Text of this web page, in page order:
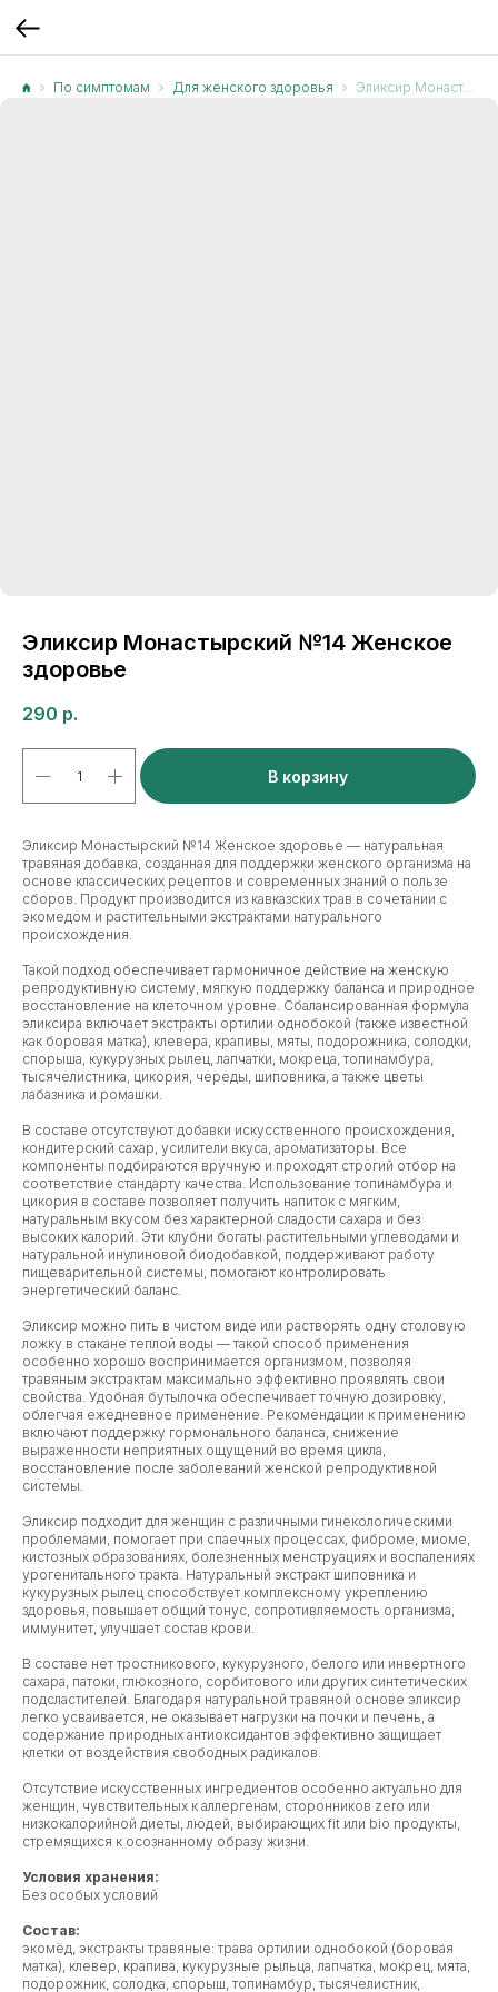
По симптомам Для женского здоровья Эликсир Монастырский №14 Женское здоровье
Эликсир Монастырский №14 Женское
здоровье
290 р.
В корзину
Эликсир Монастырский №14 Женское здоровье — натуральная
травяная добавка, созданная для поддержки женского организма на
основе классических рецептов и современных знаний о пользе
сборов. Продукт производится из кавказских трав в сочетании с
экомедом и растительными экстрактами натурального
происхождения.
Такой подход обеспечивает гармоничное действие на женскую
репродуктивную систему, мягкую поддержку баланса и природное
восстановление на клеточном уровне. Сбалансированная формула
эликсира включает экстракты ортилии однобокой (также известной
как боровая матка), клевера, крапивы, мяты, подорожника, солодки,
спорыша, кукурузных рылец, лапчатки, мокреца, топинамбура,
тысячелистника, цикория, череды, шиповника, а также цветы
лабазника и ромашки.
В составе отсутствуют добавки искусственного происхождения,
кондитерский сахар, усилители вкуса, ароматизаторы. Все
компоненты подбираются вручную и проходят строгий отбор на
соответствие стандарту качества. Использование топинамбура и
цикория в составе позволяет получить напиток с мягким,
натуральным вкусом без характерной сладости сахара и без
высоких калорий. Эти клубни богаты растительными углеводами и
натуральной инулиновой биодобавкой, поддерживают работу
пищеварительной системы, помогают контролировать
энергетический баланс.
Эликсир можно пить в чистом виде или растворять одну столовую
ложку в стакане теплой воды — такой способ применения
особенно хорошо воспринимается организмом, позволяя
травяным экстрактам максимально эффективно проявлять свои
свойства. Удобная бутылочка обеспечивает точную дозировку,
облегчая ежедневное применение. Рекомендации к применению
включают поддержку гормонального баланса, снижение
выраженности неприятных ощущений во время цикла,
восстановление после заболеваний женской репродуктивной
системы.
Эликсир подходит для женщин с различными гинекологическими
проблемами, помогает при спаечных процессах, фиброме, миоме,
кистозных образованиях, болезненных менструациях и воспалениях
урогенитального тракта. Натуральный экстракт шиповника и
кукурузных рылец способствует комплексному укреплению
здоровья, повышает общий тонус, сопротивляемость организма,
иммунитет, улучшает состав крови.
В составе нет тростникового, кукурузного, белого или инвертного
сахара, патоки, глюкозного, сорбитового или других синтетических
подсластителей. Благодаря натуральной травяной основе эликсир
легко усваивается, не оказывает нагрузки на почки и печень, а
содержание природных антиоксидантов эффективно защищает
клетки от воздействия свободных радикалов.
Отсутствие искусственных ингредиентов особенно актуально для
женщин, чувствительных к аллергенам, сторонников zero или
низкокалорийной диеты, людей, выбирающих fit или bio продукты,
стремящихся к осознанному образу жизни.
Условия хранения:
Без особых условий
Состав:
экомёд, экстракты травяные: трава ортилии однобокой (боровая
матка), клевер, крапива, кукурузные рыльца, лапчатка, мокрец, мята,
подорожник, солодка, спорыш, топинамбур, тысячелистник,